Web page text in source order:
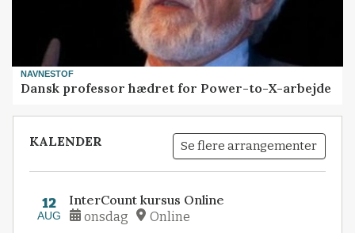
NAVNESTOF
Dansk professor hædret for Power-to-X-arbejde
KALENDER Se flere arrangementer
12
AUG
InterCount kursus Online
onsdag Online